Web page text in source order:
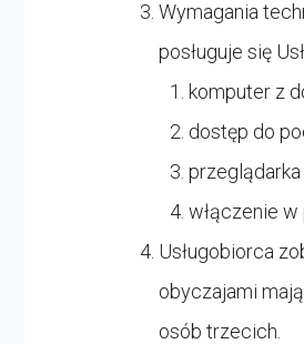
Wymagania
posługuje się
komputer z
dostęp do
włączenie
Usługobiorca
obyczajami
osób trzecich.